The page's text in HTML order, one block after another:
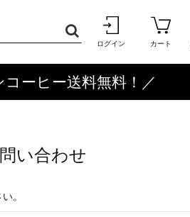
ログイン カート
ーヒー送料無料！／
い合わせ
。